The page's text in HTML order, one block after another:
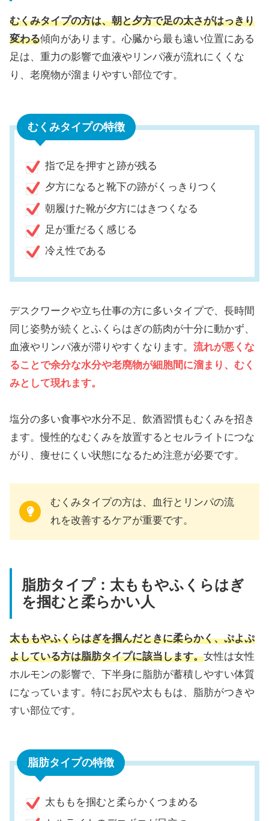
むくみタイプの方は、朝と夕方で足の太さがはっきり
変わる傾向があります。心臓から最も遠い位置にある
足は、重力の影響で血液やリンパ液が流れにくくな
り、老廃物が溜まりやすい部位です。
むくみタイプの特徴
指で足を押すと跡が残る
夕方になると靴下の跡がくっきりつく
朝履けた靴が夕方にはきつくなる
足が重だるく感じる
冷え性である
デスクワークや立ち仕事の方に多いタイプで、長時間
同じ姿勢が続くとふくらはぎの筋肉が十分に動かず、
血液やリンパ液が滞りやすくなります。 流れが悪くな
ることで余分な水分や老廃物が細胞間に溜まり、むく
みとして現れます。
塩分の多い食事や水分不足、飲酒習慣もむくみを招き
ます。慢性的なむくみを放置するとセルライトにつな
がり、痩せにくい状態になるため注意が必要です。
むくみタイプの方は、血行とリンパの流
れを改善するケアが重要です。
脂肪タイプ：太ももやふくらはぎ
を掴むと柔らかい人
太ももやふくらはぎを掴んだときに柔らかく、ぷよぷ
よしている方は脂肪タイプに該当します。女性は女性
ホルモンの影響で、下半身に脂肪が蓄積しやすい体質
になっています。特にお尻や太ももは、脂肪がつきや
すい部位です。
脂肪タイプの特徴
太ももを掴むと柔らかくつまめる